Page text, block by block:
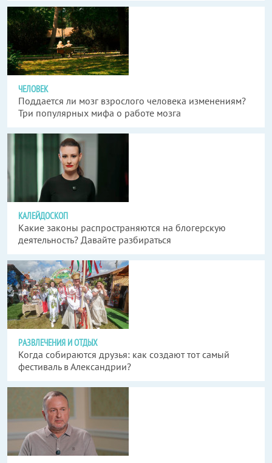
ЧЕЛОВЕК
Поддается ли мозг взрослого человека изменениям?
Три популярных мифа о работе мозга
КАЛЕЙДОСКОП
Какие законы распространяются на блогерскую
деятельность? Давайте разбираться
РАЗВЛЕЧЕНИЯ И ОТДЫХ
Когда собираются друзья: как создают тот самый
фестиваль в Александрии?